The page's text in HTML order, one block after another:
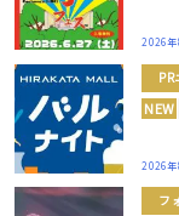
2026年
PR
NEW
2026年
フ